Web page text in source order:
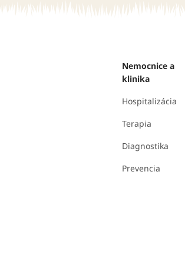
Nemocnice a
klinika
Hospitalizácia
Terapia
Diagnostika
Prevencia